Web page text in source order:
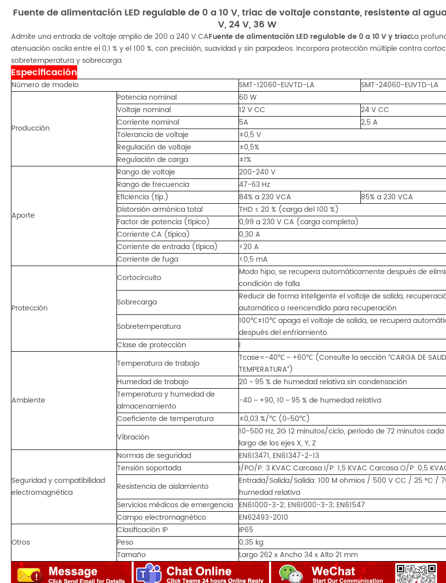
Fuente de alimentación LED regulable de 0 a 10 V, triac de voltaje constante, resistente al agua
V, 24 V, 36 W
Admite una entrada de voltaje amplio de 200 a 240 V CAFuente de alimentación LED regulable de 0 a 10 V y triacLa
atenuación oscila entre el 0,1 % y el 100 %, con precisión, suavidad y sin parpadeos. Incorpora protección múltiple contra
sobretemperatura y sobrecarga.
Especificación
Número de modelo SMT-12060-EUVTD-LA SMT-24060-EUVTD-LA
Producción
Potencia nominal
60 W
Voltaje nominal
12 V CC
24 V CC
Corriente nominal
5A
2,5 A
Tolerancia de voltaje
±0,5 V
Regulación de voltaje
±0,5%
Regulación de carga
±1%
Aporte
Rango de voltaje
200-240 V
Rango de frecuencia
47-63 Hz
Eficiencia (típ.)
84% a 230 VCA
85% a 230 VCA
Distorsión armónica total
THD ≤ 20 % (carga del 100 %)
Factor de potencia (típico)
0,99 a 230 V CA (carga completa)
Corriente CA (típica)
0,30 A
Corriente de entrada (típica)
<20 A
Corriente de fuga
<0,5 mA
Protección
Cortocircuito
Modo hipo, se recupera automáticamente después de
condición de falla.
Sobrecarga
Reducir de forma inteligente el voltaje de salida,
automática o reencendido para recuperación
Sobretemperatura
100℃±10℃ apaga el voltaje de salida, se recupera
después del enfriamiento.
Clase de protección
I
Ambiente
Temperatura de trabajo
Tcase=-40℃ ~ +60℃ (Consulte la sección “CARGA DE
TEMPERATURA”)
Humedad de trabajo
20 ~ 95 % de humedad relativa sin condensación
Temperatura y humedad de
almacenamiento
-40 ~ +90, 10 ~ 95 % de humedad relativa
Coeficiente de temperatura
±0,03 %/℃ (0~50℃)
Vibración
10-500 Hz, 2G 12 minutos/ciclo, período de 72 minutos
largo de los ejes X, Y, Z
Seguridad y compatibilidad
electromagnética
Normas de seguridad
EN613471, EN61347-2-13
Tensión soportada
I/PO/P: 3 KVAC Carcasa I/P: 1,5 KVAC Carcasa O/P: 0,5
Resistencia de aislamiento
Entrada/Salida/Salida: 100 M ohmios / 500 V CC / 25 °C /
humedad relativa
Servicios médicos de emergencia EN61000-3-2; EN61000-3-3; EN61547
Campo electromagnético
EN62493-2010
Otros
Clasificación IP
IP65
Peso
0,35 kg
Tamaño
Largo 262 x Ancho 34 x Alto 21 mm